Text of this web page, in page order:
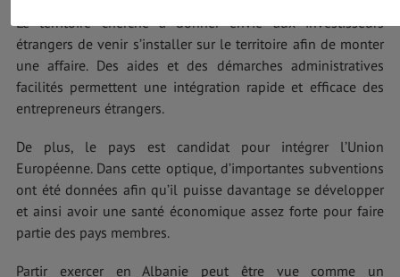
Le territoire cherche à donner envie aux investisseurs
étrangers de venir s’installer sur le territoire afin de monter
une affaire. Des aides et des démarches administratives
facilités permettent une intégration rapide et efficace des
entrepreneurs étrangers.
De plus, le pays est candidat pour intégrer l’Union
Européenne. Dans cette optique, d’importantes subventions
ont été données afin qu’il puisse davantage se développer
et ainsi avoir une santé économique assez forte pour faire
partie des pays membres.
Partir exercer en Albanie peut être vue comme un